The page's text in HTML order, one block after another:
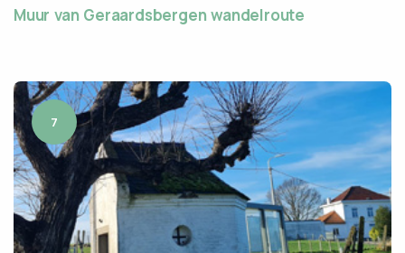
Muur van Geraardsbergen wandelroute
7